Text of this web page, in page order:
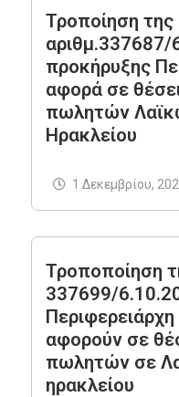
Τροποίηση της
αριθμ.337687/
προκήρυξης
αφορά σε
πωλητών
Ηρακλείου
1 Δεκεμβρίου,
Τροποποίηση
337699/
αφορούν σε
πωλητών σε
ηρακλείου